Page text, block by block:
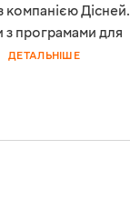
компанією Дісней.
з програмами для
ДЕТАЛЬНІШЕ